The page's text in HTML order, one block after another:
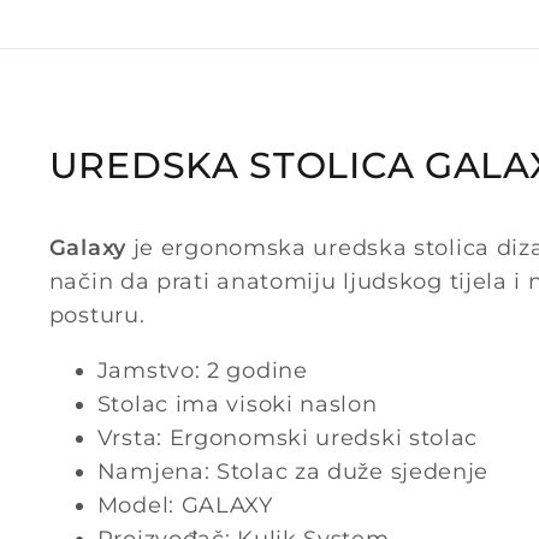
UREDSKA STOLICA
Galaxy je ergonomska uredska stolica
način da prati anatomiju ljudskog tijela i
posturu.
Jamstvo: 2 godine
Stolac ima visoki naslon
Vrsta: Ergonomski uredski stolac
Namjena: Stolac za duže sjedenje
Model: GALAXY